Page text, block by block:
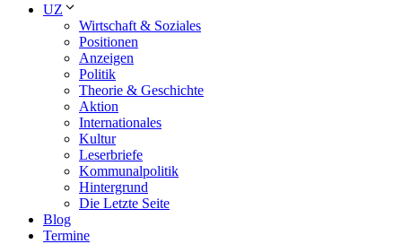
UZ
Wirtschaft & Soziales
Positionen
Anzeigen
Politik
Theorie & Geschichte
Aktion
Internationales
Kultur
Leserbriefe
Kommunalpolitik
Hintergrund
Die Letzte Seite
Blog
Termine